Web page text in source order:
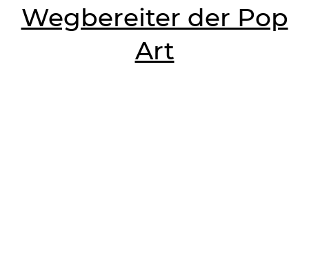
Wegbereiter der Pop
Art